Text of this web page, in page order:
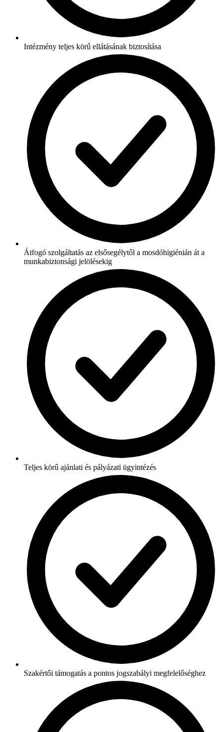
Intézmény teljes körű ellátásának biztosítása
Átfogó szolgáltatás az elsősegélytől a mosdóhigiénián át a
munkabiztonsági jelölésekig
Teljes körű ajánlati és pályázati ügyintézés
Szakértői támogatás a pontos jogszabályi megfelelőséghez